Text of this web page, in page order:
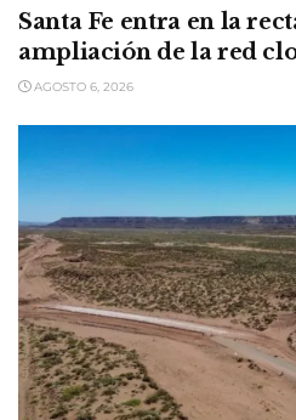
Santa Fe entra en la
ampliación de la red
AGOSTO 6, 2026